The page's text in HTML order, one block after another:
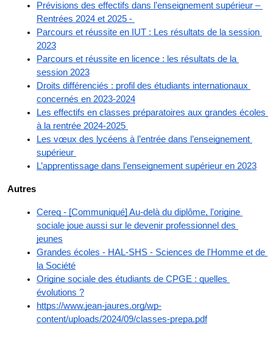
Prévisions des effectifs dans l’enseignement supérieur –
Rentrées 2024 et 2025 -
Parcours et réussite en IUT : Les résultats de la session
2023
Parcours et réussite en licence : les résultats de la
session 2023
Droits différenciés : profil des étudiants internationaux
concernés en 2023-2024
Les effectifs en classes préparatoires aux grandes écoles
à la rentrée 2024-2025
Les vœux des lycéens à l’entrée dans l’enseignement
supérieur
L’apprentissage dans l’enseignement supérieur en 2023
Autres
Cereq - [Communiqué] Au-delà du diplôme, l'origine
sociale joue aussi sur le devenir professionnel des
jeunes
Grandes écoles - HAL-SHS - Sciences de l'Homme et de
la Société
Origine sociale des étudiants de CPGE : quelles
évolutions ?
https://www.jean-jaures.org/wp-
content/uploads/2024/09/classes-prepa.pdf